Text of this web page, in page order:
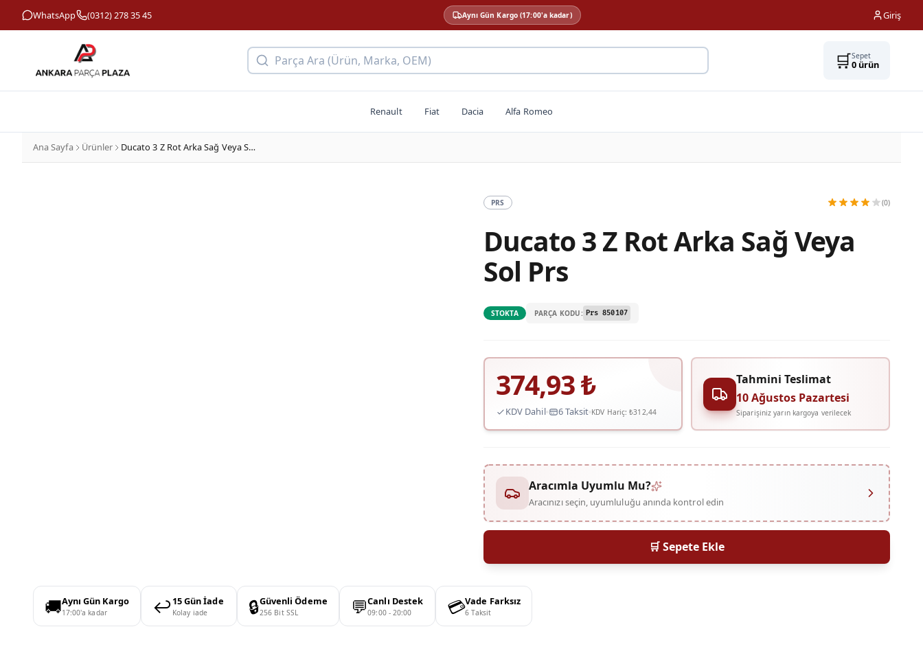
WhatsApp (0312) 278 35 45 Aynı Gün Kargo (17:00'a kadar) Giriş
Parça Ara (Ürün, Marka, OEM) 🛒Sepet
0ürün
Renault Fiat Dacia Alfa Romeo
Ana Sayfa Ürünler Ducato 3 Z Rot Arka Sağ Veya Sol Prs
PRS (0)
Ducato 3 Z Rot Arka Sağ Veya
Sol Prs
STOKTA PARÇA KODU: Prs 850107
374,93₺
KDV Dahil 6 Taksit KDV Hariç:₺312,44
Tahmini Teslimat
10 Ağustos Pazartesi
Siparişiniz yarın kargoya verilecek
Aracımla Uyumlu Mu?
Aracınızı seçin, uyumluluğu anında kontrol edin
🛒 Sepete Ekle
🚚Aynı Gün Kargo
17:00'a kadar ↩️ 15 Gün İade
Kolay iade 🔒Güvenli Ödeme
256 Bit SSL 💬Canlı Destek
09:00 - 20:00 💳Vade Farksız
6 Taksit